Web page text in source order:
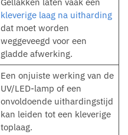
kleverige laag na uitharding
dat moet worden
weggeveegd voor een
gladde afwerking.
Een onjuiste werking van de
UV/LED-lamp of een
onvoldoende uithardingstijd
kan leiden tot een kleverige
toplaag.